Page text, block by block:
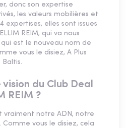
donc son expertise
les valeurs mobilières et
expertises, elles sont issues
REIM, qui va nous
est le nouveau nom de
vous le disiez, A Plus
Baltis.
du Club Deal
REIM ?
vraiment notre ADN, notre
vous le disiez, cela